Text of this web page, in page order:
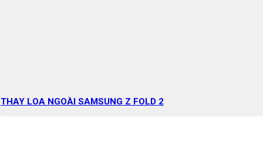
THAY LOA NGOÀI SAMSUNG Z FOLD 2